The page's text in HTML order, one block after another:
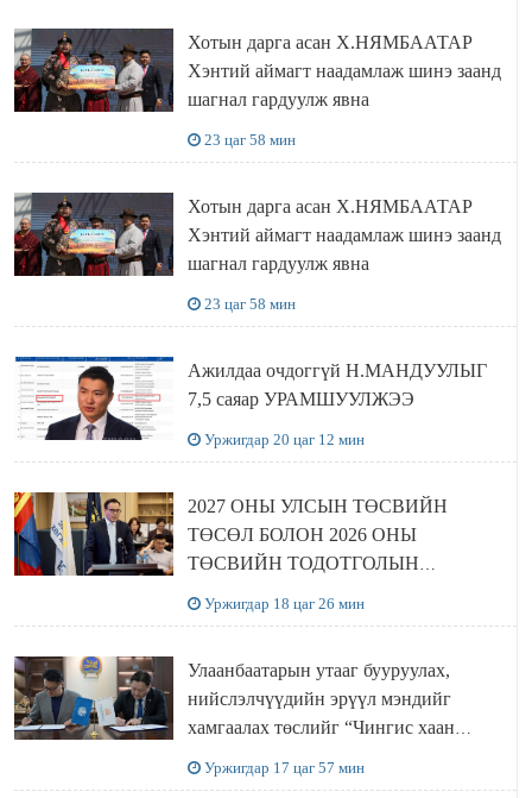
Хотын дарга асан Х.НЯМБААТАР
Хэнтий аймагт наадамлаж шинэ заанд
шагнал гардуулж явна
23 цаг 58 мин
Хотын дарга асан Х.НЯМБААТАР
Хэнтий аймагт наадамлаж шинэ заанд
шагнал гардуулж явна
23 цаг 58 мин
Ажилдаа очдоггүй Н.МАНДУУЛЫГ
7,5 саяар УРАМШУУЛЖЭЭ
Уржигдар 20 цаг 12 мин
2027 ОНЫ УЛСЫН ТӨСВИЙН
ТӨСӨЛ БОЛОН 2026 ОНЫ
ТӨСВИЙН ТОДОТГОЛЫН
Уржигдар 18 цаг 26 мин
Улаанбаатарын утааг бууруулах,
нийслэлчүүдийн эрүүл мэндийг
хамгаалах төслийг “Чингис хаан
Уржигдар 17 цаг 57 мин